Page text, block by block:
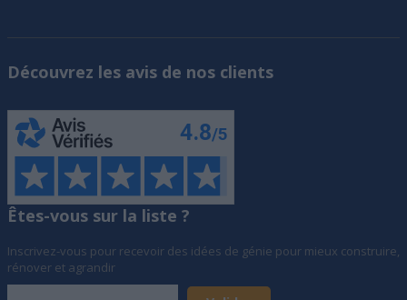
Découvrez les avis de nos clients
Êtes-vous sur la liste ?
Inscrivez-vous pour recevoir des idées de génie pour mieux construire,
rénover et agrandir